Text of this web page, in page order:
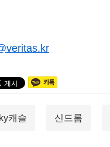
캐슬 신드롬